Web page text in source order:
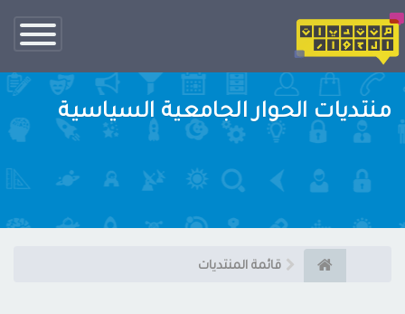
تبديل
الناف
منتديات الحوار الجامعية السياسية
قائمة المنتديات